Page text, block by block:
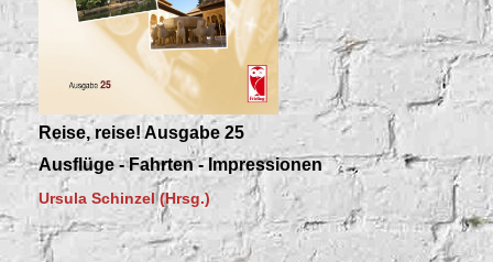
Reise, reise! Ausgabe 25
Ausflüge - Fahrten - Impressionen
Ursula Schinzel (Hrsg.)